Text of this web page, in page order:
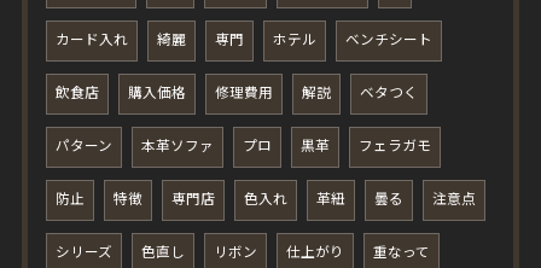
カード入れ 綺麗 専門 ホテル ベンチシート
飲食店 購入価格 修理費用 解説 ベタつく
パターン 本革ソファ プロ 黒革 フェラガモ
防止 特徴 専門店 色入れ 革紐 曇る 注意点
シリーズ 色直し リボン 仕上がり 重なって